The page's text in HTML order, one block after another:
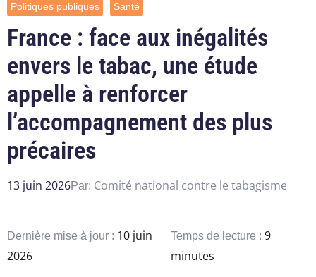
Politiques publiques Santé
France : face aux inégalités
envers le tabac, une étude
appelle à renforcer
l’accompagnement des plus
précaires
13 juin 2026Par: Comité national contre le tabagisme
Dernière mise à jour : 10 juin
2026
Temps de lecture : 9
minutes